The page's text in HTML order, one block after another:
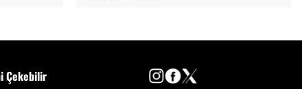
Çekebilir